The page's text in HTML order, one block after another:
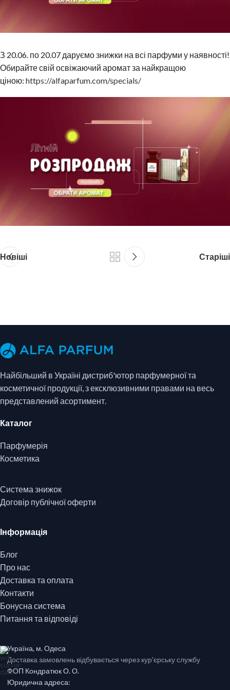
З 20.06. по 20.07 даруємо знижки на всі парфуми у наявності!
Обирайте свій освіжаючий аромат за найкращою
ціною: https://alfaparfum.com/specials/
Новіші Старіші
Найбільший в Україні дистриб'ютор парфумерної та
косметичної продукції, з ексклюзивними правами на весь
представлений асортимент.
Каталог
Парфумерія
Косметика
Система знижок
Договір публічної оферти
Інформація
Блог
Про нас
Доставка та оплата
Контакти
Бонусна система
Питання та відповіді
Україна, м. Одеса
Доставка замовлень відбувається через кур'єрську службу
ФОП Кондратюк О. О.
Юридична адреса: